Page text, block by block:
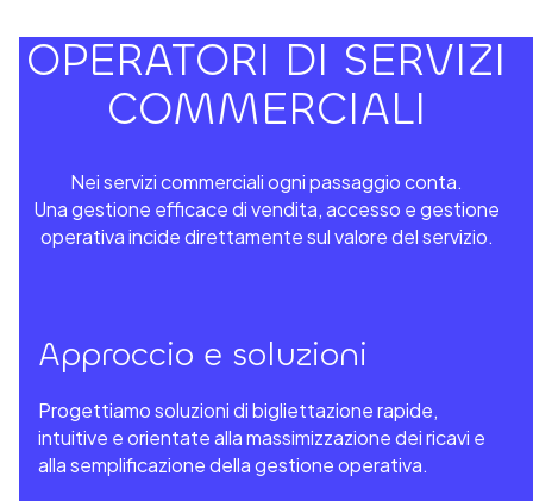
OPERATORI DI SERVIZI
COMMERCIALI
Nei servizi commerciali ogni passaggio conta.
Una gestione efficace di vendita, accesso e gestione
operativa incide direttamente sul valore del servizio.
Approccio e soluzioni
Progettiamo soluzioni di bigliettazione rapide,
intuitive e orientate alla massimizzazione dei ricavi e
alla semplificazione della gestione operativa.